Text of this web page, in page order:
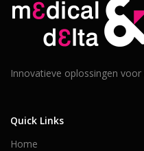
Innovatieve oplossingen
Quick Links
Home